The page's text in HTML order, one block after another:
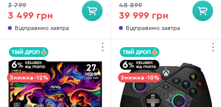
3 799
3 499 грн
Відправимо завтра
48 899
39 999 грн
Відправимо завтра
Знижка -12% Знижка -10%